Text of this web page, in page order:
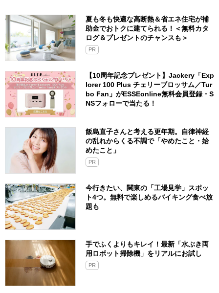
夏も冬も快適な高断熱＆省エネ住宅が補
助金でおトクに建てられる！＜無料カタ
ログ＆プレゼントのチャンスも＞
PR
【10周年記念プレゼント】Jackery「Exp
lorer 100 Plus チェリーブロッサム／Tur
bo Fan」がESSEonline無料会員登録・S
NSフォローで当たる！
飯島直子さんと考える更年期。自律神経
の乱れからくる不調で「やめたこと・始
めたこと」
PR
今行きたい、関東の「工場見学」スポッ
ト4つ。無料で楽しめるバイキング食べ放
題も
手でふくよりもキレイ！最新「水ぶき両
用ロボット掃除機」をリアルにお試し
PR